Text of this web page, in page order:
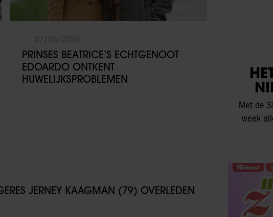
PRINSES BEATRICE’S ECHTGENOOT
EDOARDO ONTKENT
HUWELIJKSPROBLEMEN
JERNEY KAAGMAN (79) OVERLEDEN
Met de
week